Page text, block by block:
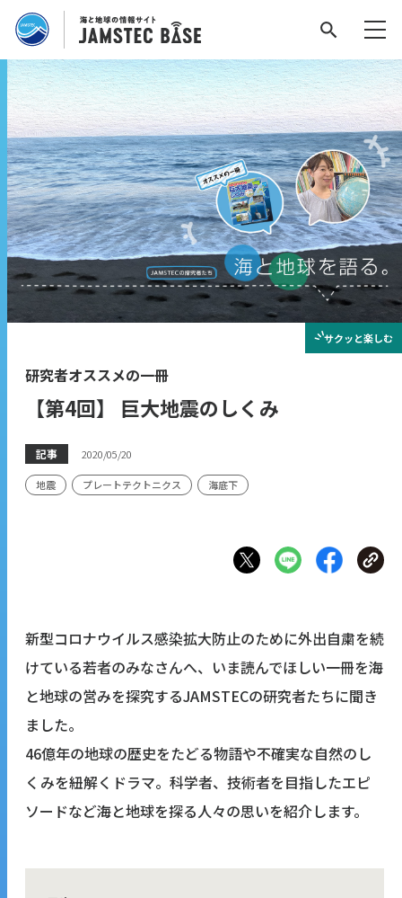
サクッと楽しむ
研究者オススメの一冊
【第4回】 巨大地震のしくみ
記事 2020/05/20
地震 プレートテクトニクス 海底下
新型コロナウイルス感染拡大防止のために外出自粛を続
けている若者のみなさんへ、いま読んでほしい一冊を海
と地球の営みを探究するJAMSTECの研究者たちに聞き
ました。
46億年の地球の歴史をたどる物語や不確実な自然のし
くみを紐解くドラマ。科学者、技術者を目指したエピ
ソードなど海と地球を探る人々の思いを紹介します。